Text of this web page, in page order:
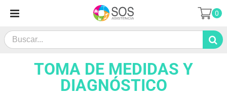
content
Search
for:
0
TOMA DE MEDIDAS Y
DIAGNÓSTICO